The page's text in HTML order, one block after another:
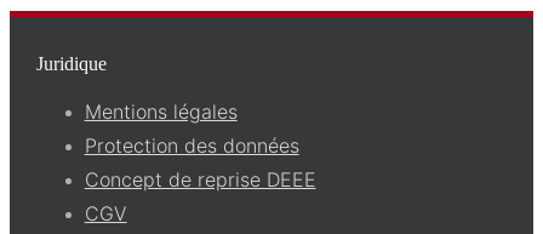
Juridique
Mentions légales
Protection des données
Concept de reprise DEEE
CGV